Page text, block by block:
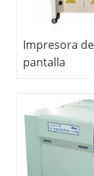
Impresora de
pantalla
laboratorio
laboratorio de